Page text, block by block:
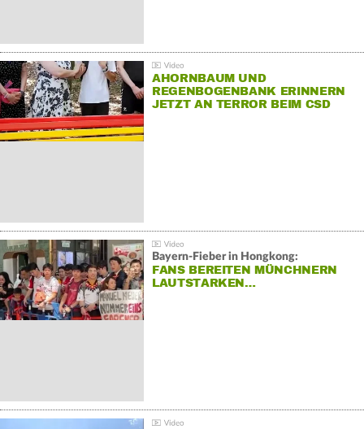
AHORNBAUM UND
REGENBOGENBANK ERINNERN
JETZT AN TERROR BEIM CSD
Bayern-Fieber in Hongkong:
FANS BEREITEN MÜNCHNERN
LAUTSTARKEN…